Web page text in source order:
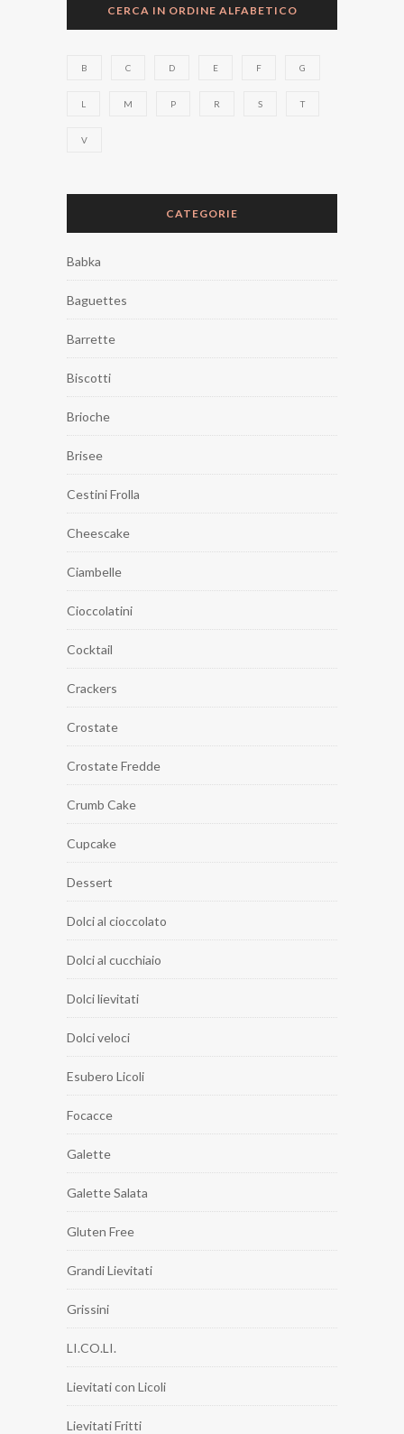
CERCA IN ORDINE ALFABETICO
B C D E F G
L M P R S T
V
CATEGORIE
Babka
Baguettes
Barrette
Biscotti
Brioche
Brisee
Cestini Frolla
Cheescake
Ciambelle
Cioccolatini
Cocktail
Crackers
Crostate
Crostate Fredde
Crumb Cake
Cupcake
Dessert
Dolci al cioccolato
Dolci al cucchiaio
Dolci lievitati
Dolci veloci
Esubero Licoli
Focacce
Galette
Galette Salata
Gluten Free
Grandi Lievitati
Grissini
LI.CO.LI.
Lievitati con Licoli
Lievitati Fritti